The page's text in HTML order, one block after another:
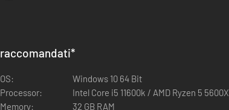
raccomandati*
OS:
Windows 10 64 Bit
Processor:
Intel Core i5 11600k / AMD Ryzen 5 5600X
Memory:
32 GB RAM